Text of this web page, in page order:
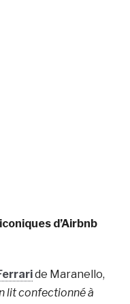
d’Airbnb
de Maranello,
lit confectionné à